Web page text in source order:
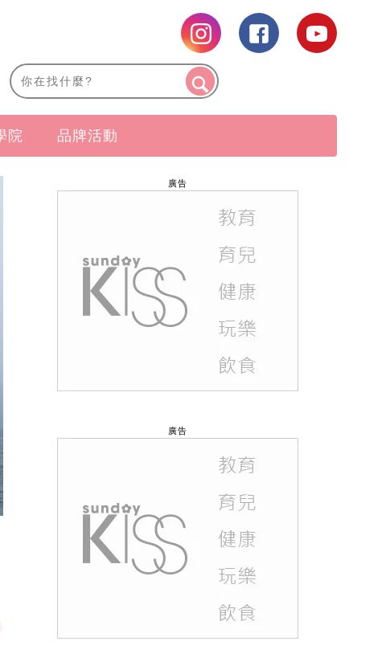
院 品牌活動
廣告
廣告